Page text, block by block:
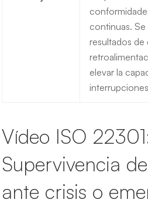
continuas.
resultados de
elevar la
Vídeo ISO
Supervivencia
ante crisis o